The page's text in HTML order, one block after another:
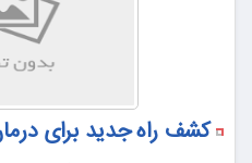
کشف راه جدید برای